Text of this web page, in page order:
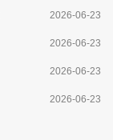
2026-06-23
2026-06-23
2026-06-23
2026-06-23